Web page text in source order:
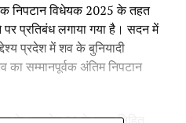
निपटान विधेयक 2025 के तहत
प्रतिबंध लगाया गया है। सदन में
प्रदेश में शव के बुनियादी
का सम्मानपूर्वक अंतिम निपटान